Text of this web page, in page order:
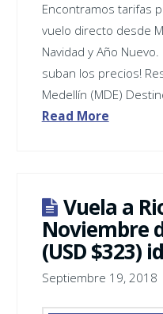
Encontramos tarifas
vuelo directo desde
Navidad y Año
suban los precios!
Medellín (MDE)
Read More
Vuela a
Noviembre
(USD $323)
Septiembre 19, 2018